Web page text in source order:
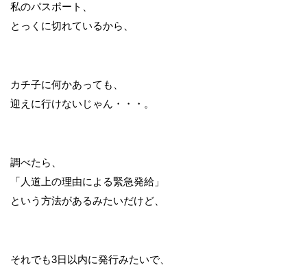
私のパスポート、
とっくに切れているから、
カチ子に何かあっても、
迎えに行けないじゃん・・・。
調べたら、
「人道上の理由による緊急発給」
という方法があるみたいだけど、
それでも3日以内に発行みたいで、